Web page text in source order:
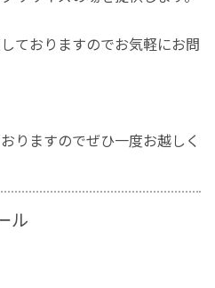
ておりますのでお気軽にお問
りますのでぜひ一度お越しく
ル